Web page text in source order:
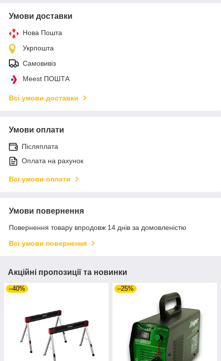
Умови доставки
Нова Пошта
Укрпошта
Самовивіз
Meest ПОШТА
Всі умови доставки
Умови оплати
Післяплата
Оплата на рахунок
Всі умови оплати
Умови повернення
Повернення товару впродовж 14 днів за домовленістю
Всі умови повернення
Акційні пропозиції та новинки
–40% –25%